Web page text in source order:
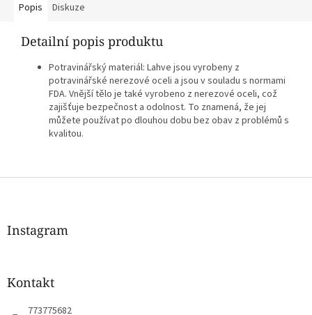
Popis Diskuze
Detailní popis produktu
Potravinářský materiál: Lahve jsou vyrobeny z
potravinářské nerezové oceli a jsou v souladu s normami
FDA. Vnější tělo je také vyrobeno z nerezové oceli, což
zajišťuje bezpečnost a odolnost. To znamená, že jej
můžete používat po dlouhou dobu bez obav z problémů s
kvalitou.
Z
Instagram
Kontakt
773775682